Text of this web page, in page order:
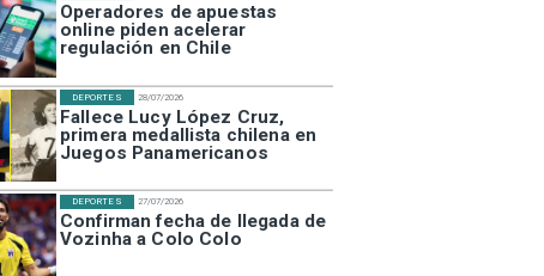
Operadores de apuestas
online piden acelerar
regulación en Chile
28/07/2026
Fallece Lucy López Cruz,
primera medallista chilena en
Juegos Panamericanos
DEPORTES
27/07/2026
Confirman fecha de llegada de
Vozinha a Colo Colo
DEPORTES